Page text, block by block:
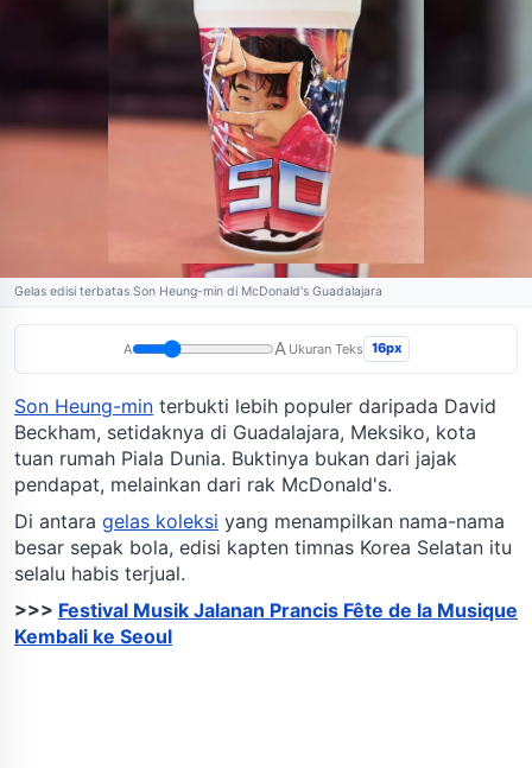
Gelas edisi terbatas Son Heung-min di McDonald's Guadalajara
A A Ukuran Teks 16px
Son Heung-min terbukti lebih populer daripada David
Beckham, setidaknya di Guadalajara, Meksiko, kota
tuan rumah Piala Dunia. Buktinya bukan dari jajak
pendapat, melainkan dari rak McDonald's.
Di antara gelas koleksi yang menampilkan nama-nama
besar sepak bola, edisi kapten timnas Korea Selatan itu
selalu habis terjual.
>>> Festival Musik Jalanan Prancis Fête de la Musique
Kembali ke Seoul